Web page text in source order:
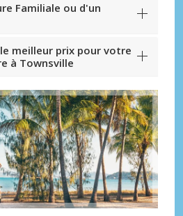
Familiale ou d'un
meilleur prix pour votre
à Townsville